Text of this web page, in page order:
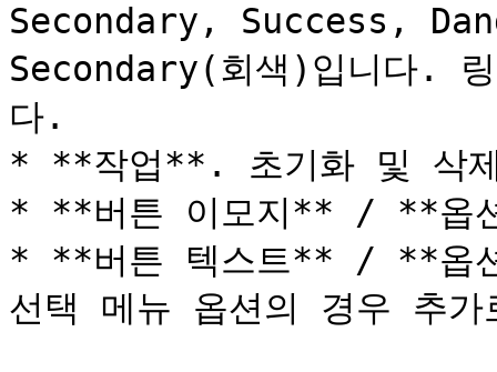
Secondary, Success,
Secondary(회색)입니다.
다.
* **작업**. 초기화 및 삭
* **버튼 이모지** / **옵
* **버튼 텍스트** / **옵
선택 메뉴 옵션의 경우 추